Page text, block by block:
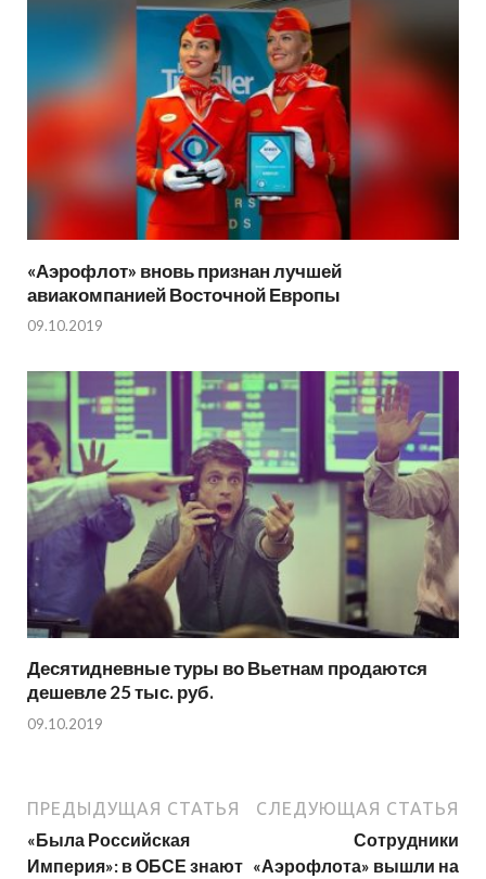
«Аэрофлот» вновь признан лучшей
авиакомпанией Восточной Европы
09.10.2019
Десятидневные туры во Вьетнам продаются
дешевле 25 тыс. руб.
09.10.2019
ПРЕДЫДУЩАЯ СТАТЬЯ
«Была Российская
Империя»: в ОБСЕ знают
СЛЕДУЮЩАЯ СТАТЬЯ
Сотрудники
«Аэрофлота» вышли на